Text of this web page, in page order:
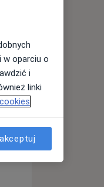
Wt,
11 Sie
w oparciu o
i
linki